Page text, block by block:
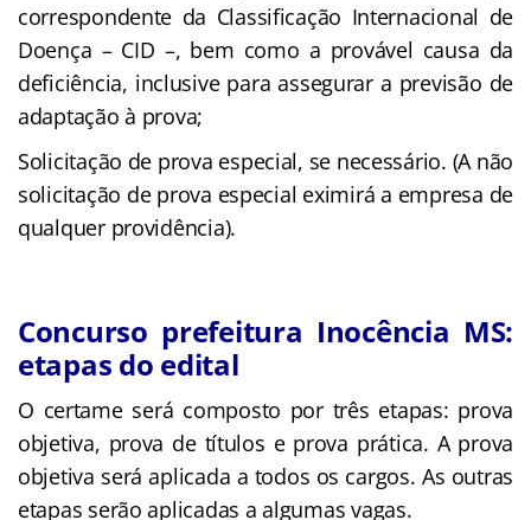
correspondente da Classificação Internacional de
Doença – CID –, bem como a provável causa da
deficiência, inclusive para assegurar a previsão de
adaptação à prova;
Solicitação de prova especial, se necessário. (A não
solicitação de prova especial eximirá a empresa de
qualquer providência).
Concurso prefeitura Inocência MS:
etapas do edital
O certame será composto por três etapas: prova
objetiva, prova de títulos e prova prática. A prova
objetiva será aplicada a todos os cargos. As outras
etapas serão aplicadas a algumas vagas.